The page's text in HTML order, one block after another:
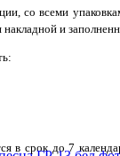
со всеми
и
в срок до 7